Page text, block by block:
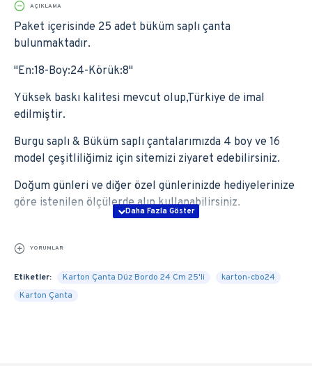
AÇIKLAMA
Paket içerisinde 25 adet büküm saplı çanta
bulunmaktadır.
''En:18-Boy:24-Körük:8''
Yüksek baskı kalitesi mevcut olup,Türkiye de imal
edilmiştir.
Burgu saplı & Büküm saplı çantalarımızda 4 boy ve 16
model çeşitliliğimiz için sitemizi ziyaret edebilirsiniz.
Doğum günleri ve diğer özel günlerinizde hediyelerinize
göre istenilen ölçülerde alıp kullanabilirsiniz.
YORUMLAR
Etiketler: Karton Çanta Düz Bordo 24 Cm 25'li
karton-cbo24
Karton Çanta